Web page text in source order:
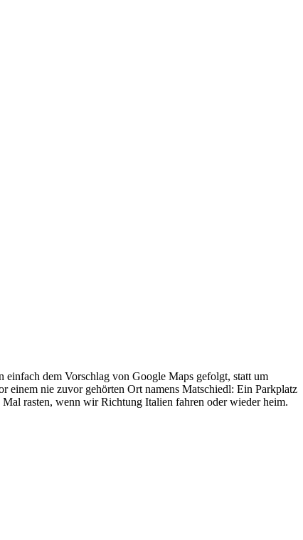
dem Vorschlag von Google Maps gefolgt, statt um
einem nie zuvor gehörten Ort namens Matschiedl: Ein Parkplatz
rasten, wenn wir Richtung Italien fahren oder wieder heim.